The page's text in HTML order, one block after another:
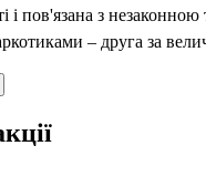
і пов'язана з
– друга за